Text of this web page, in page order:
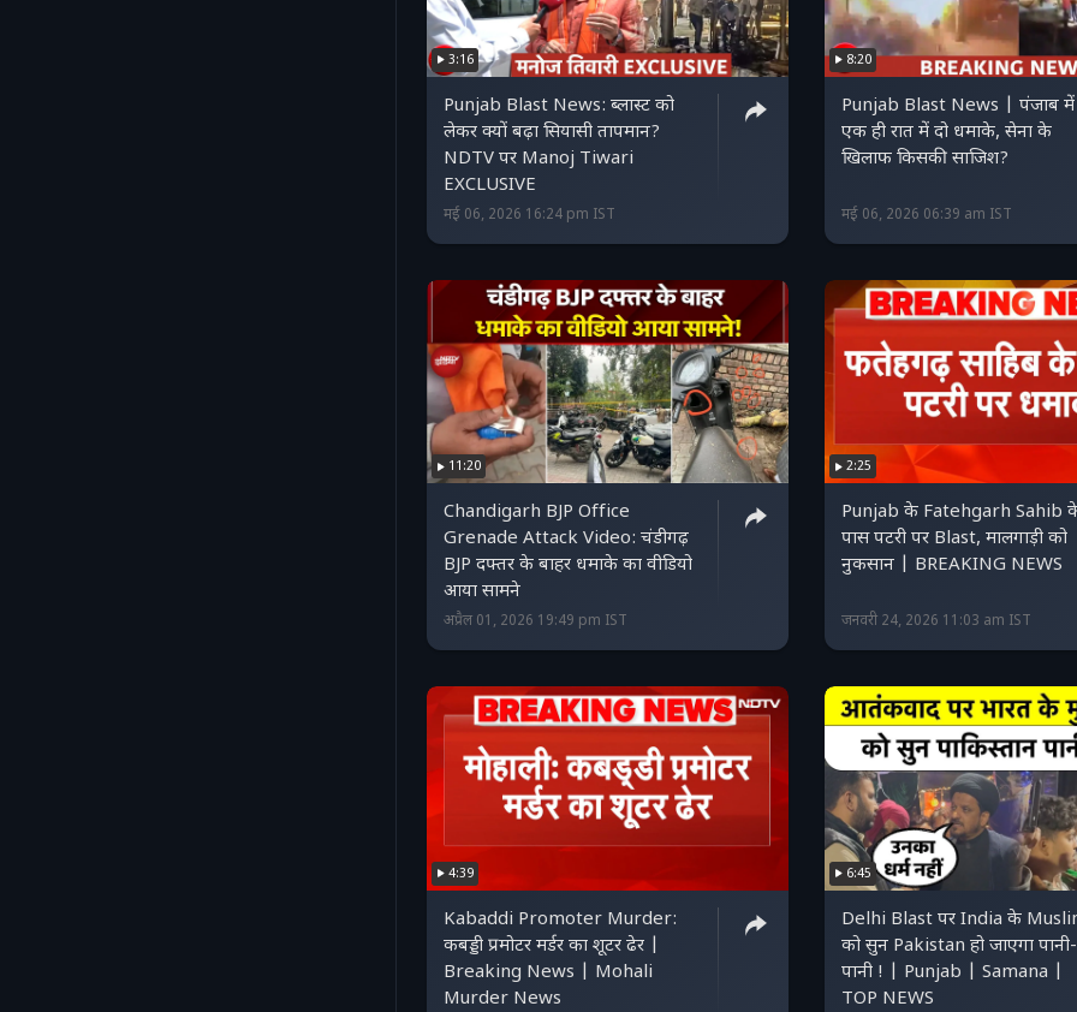
3:16
Punjab Blast News: ब्लास्ट को
लेकर क्यों बढ़ा सियासी तापमान?
NDTV पर Manoj Tiwari
EXCLUSIVE
मई 06, 2026 16:24 pm IST
8:20
Punjab Blast News | पंजाब में
एक ही रात में दो धमाके, सेना के
खिलाफ किसकी साजिश?
मई 06, 2026 06:39 am IST
11:20
Chandigarh BJP Office
Grenade Attack Video: चंडीगढ़
BJP दफ्तर के बाहर धमाके का वीडियो
आया सामने
अप्रैल 01, 2026 19:49 pm IST
2:25
Punjab के Fatehgarh Sahib
पास पटरी पर Blast, मालगाड़ी को
नुकसान | BREAKING NEWS
जनवरी 24, 2026 11:03 am IST
4:39
Kabaddi Promoter Murder:
कबड्डी प्रमोटर मर्डर का शूटर ढेर |
Breaking News | Mohali
Murder News
6:45
Delhi Blast पर India के
को सुन Pakistan हो जाएगा पानी-
पानी ! | Punjab | Samana |
TOP NEWS